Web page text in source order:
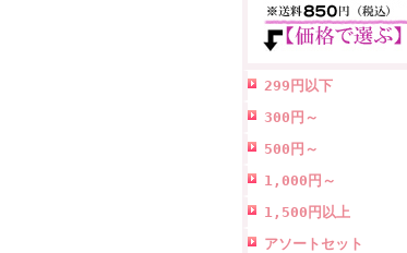
299円以下
300円～
500円～
1,000円～
1,500円以上
アソートセット